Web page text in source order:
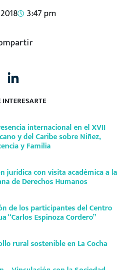
3:47 pm
INTERESARTE
internacional en el XVII
y del Caribe sobre Niñez,
y Familia
jurídica con visita académica a la
de Derechos Humanos
de los participantes del Centro
“Carlos Espinoza Cordero”
rural sostenible en La Cocha